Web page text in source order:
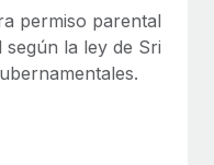
permiso parental
según la ley de Sri